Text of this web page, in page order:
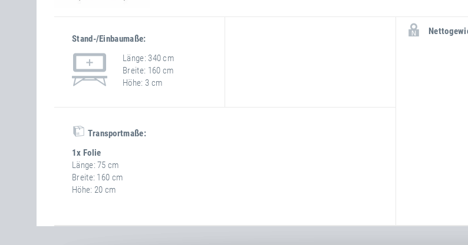
Stand-/Einbaumaße:
Länge 340 cm
Breite 160 cm
Höhe 3 cm
Transportmaße:
1x Folie
Länge 75 cm
Breite 160 cm
Höhe 20 cm
weitere
Informationen
Attribut